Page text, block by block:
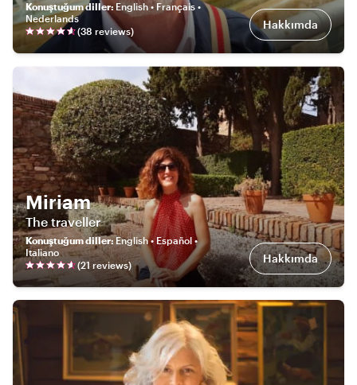
Konuştuğum diller:English • Français •
Nederlands
(38 reviews) Hakkımda
Miriam
The traveller
Konuştuğum diller:English • Español •
Italiano
(21reviews) Hakkımda